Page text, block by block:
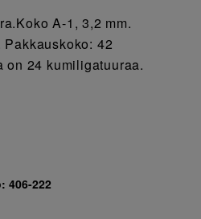
A-1, 3,2 mm.
42
24 kumiligatuuraa.
406-222